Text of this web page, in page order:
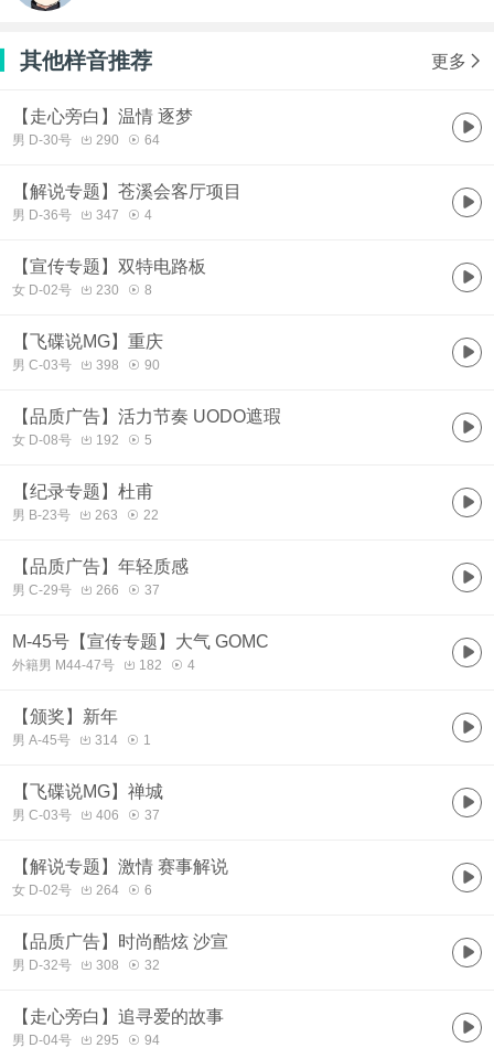
其他样音推荐 更多
【走心旁白】温情 逐梦
男 D-30号 290 64
【解说专题】苍溪会客厅项目
男 D-36号 347 4
【宣传专题】双特电路板
女 D-02号 230 8
【飞碟说MG】重庆
男 C-03号 398 90
【品质广告】活力节奏 UODO遮瑕
女 D-08号 192 5
【纪录专题】杜甫
男 B-23号 263 22
【品质广告】年轻质感
男 C-29号 266 37
M-45号【宣传专题】大气 GOMC
外籍男 M44-47号 182 4
【颁奖】新年
男 A-45号 314 1
【飞碟说MG】禅城
男 C-03号 406 37
【解说专题】激情 赛事解说
女 D-02号 264 6
【品质广告】时尚酷炫 沙宣
男 D-32号 308 32
【走心旁白】追寻爱的故事
男 D-04号 295 94